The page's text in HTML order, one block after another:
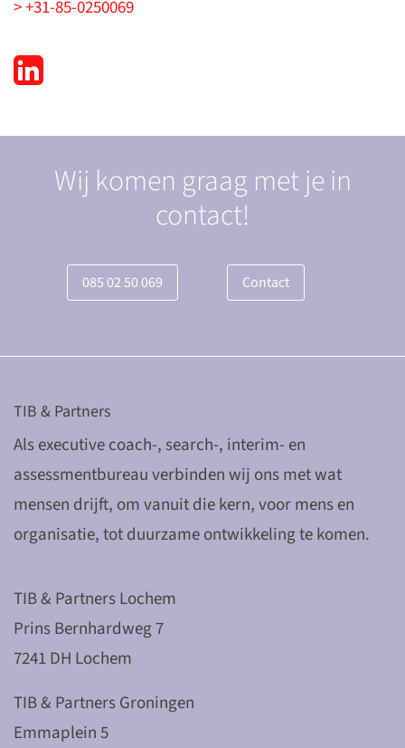
> +31-85-0250069
Wij komen graag met je in
contact!
085 02 50 069 Contact
TIB & Partners
Als executive coach-, search-, interim- en
assessmentbureau verbinden wij ons met wat
mensen drijft, om vanuit die kern, voor mens en
organisatie, tot duurzame ontwikkeling te komen.
TIB & Partners Lochem
Prins Bernhardweg 7
7241 DH Lochem
TIB & Partners Groningen
Emmaplein 5